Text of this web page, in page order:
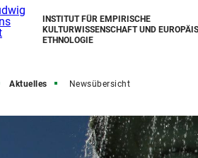
INSTITUT FÜR EMPIRISCHE
KULTURWISSENSCHAFT UND
ETHNOLOGIE
Aktuelles Newsübersicht